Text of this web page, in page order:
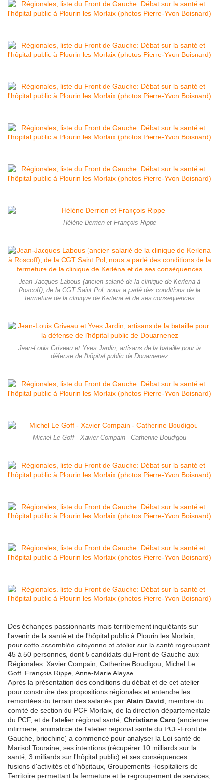
Hélène Derrien et François Rippe
Jean-Jacques Labous (ancien salarié de la clinique de Kerlena à
Roscoff), de la CGT Saint Pol, nous a parlé des conditions de la
fermeture de la clinique de Kerléna et de ses conséquences
Jean-Louis Griveau et Yves Jardin, artisans de la bataille pour la
défense de l'hôpital public de Douarnenez
Michel Le Goff - Xavier Compain - Catherine Boudigou
Des échanges passionnants mais terriblement inquiétants sur
l'avenir de la santé et de l'hôpital public à Plourin les Morlaix,
pour cette assemblée citoyenne et atelier sur la santé regroupant
45 à 50 personnes, dont 5 candidats du Front de Gauche aux
Régionales: Xavier Compain, Catherine Boudigou, Michel Le
Goff, François Rippe, Anne-Marie Alayse.
Après la présentation des conditions du débat et de cet atelier
pour construire des propositions régionales et entendre les
remontées du terrain des salariés par Alain David , membre du
comité de section du PCF Morlaix, de la direction départementale
du PCF, et de l'atelier régional santé, Christiane Caro (ancienne
infirmière, animatrice de l'atelier régional santé du PCF-Front de
Gauche, briochine) a commencé pour analyser la Loi santé de
Marisol Touraine, ses intentions (récupérer 10 milliards sur la
santé, 3 milliards sur l'hôpital public) et ses conséquences:
fusions d'activités et d'hôpitaux, Groupements Hospitaliers de
Territoire permettant la fermeture et le regroupement de services,